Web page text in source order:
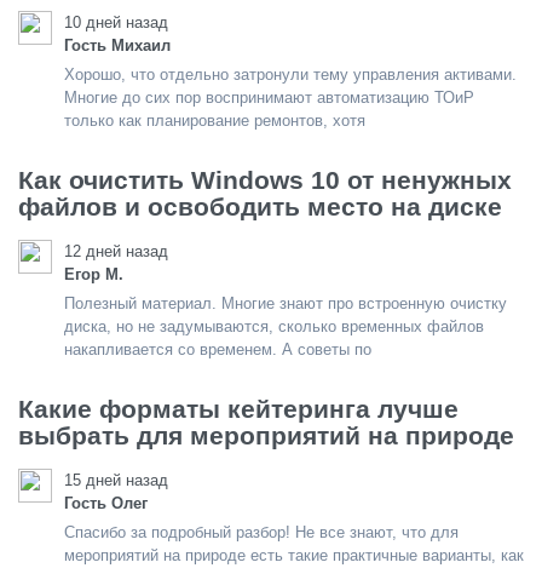
10 дней назад
Гость Михаил
Хорошо, что отдельно затронули тему управления активами.
Многие до сих пор воспринимают автоматизацию ТОиР
только как планирование ремонтов, хотя
Как очистить Windows 10 от ненужных
файлов и освободить место на диске
12 дней назад
Егор М.
Полезный материал. Многие знают про встроенную очистку
диска, но не задумываются, сколько временных файлов
накапливается со временем. А советы по
Какие форматы кейтеринга лучше
выбрать для мероприятий на природе
15 дней назад
Гость Олег
Спасибо за подробный разбор! Не все знают, что для
мероприятий на природе есть такие практичные варианты, как